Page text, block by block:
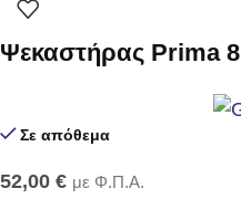
Ψεκαστήρας Prima 8
Σε απόθεμα
52,00 € με Φ.Π.Α.